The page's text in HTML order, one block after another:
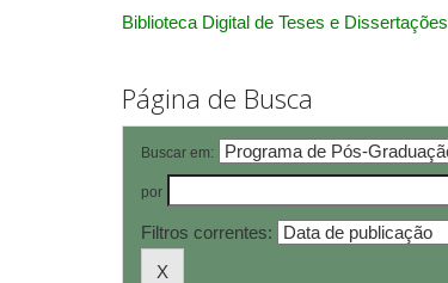
Biblioteca Digital de Teses e Dissertações
Página de Busca
Buscar em:
por
Filtros correntes: